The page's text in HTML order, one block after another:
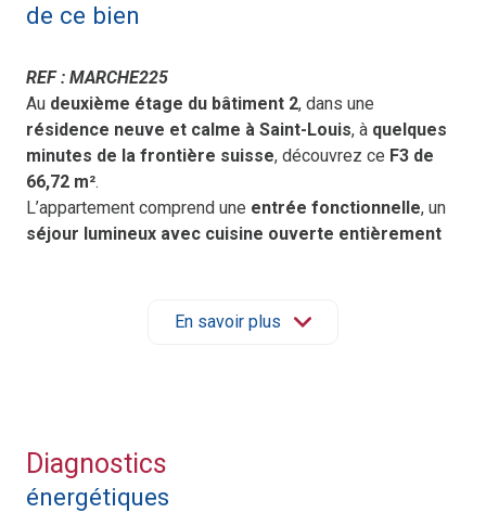
de ce bien
REF : MARCHE225
Au deuxième étage du bâtiment 2, dans une
résidence neuve et calme à Saint-Louis, à quelques
minutes de la frontière suisse, découvrez ce F3 de
66,72 m².
L’appartement comprend une entrée fonctionnelle, un
séjour lumineux avec cuisine ouverte entièrement
, d’une salle de bain et d’un
Le bien dispose également d’une
Prix de vente : 324 000 € net vendeur
(Honoraires à la charge du promoteur)
En savoir plus
Diagnostics
énergétiques